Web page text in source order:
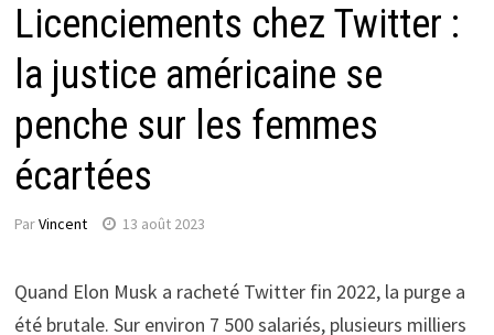
Licenciements chez Twitter :
la justice américaine se
penche sur les femmes
écartées
ParVincent 13 août 2023
Quand Elon Musk a racheté Twitter fin 2022, la purge a
été brutale. Sur environ 7 500 salariés, plusieurs milliers